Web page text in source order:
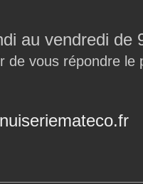
au vendredi
de vous répondre le